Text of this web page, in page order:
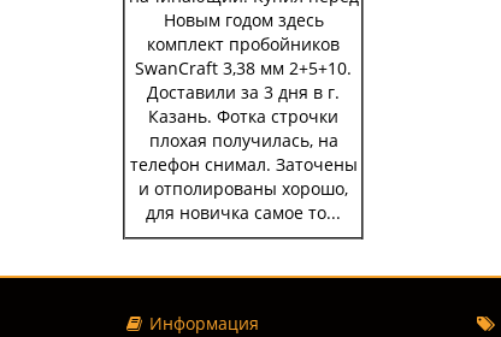
Новым годом здесь
комплект пробойников
SwanCraft 3,38 мм 2+5+10.
Доставили за 3 дня в г.
Казань. Фотка строчки
плохая получилась, на
телефон снимал. Заточены
и отполированы хорошо,
для новичка самое то...
Информация